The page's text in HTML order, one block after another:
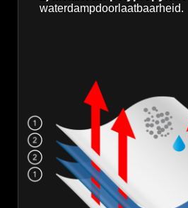
waterdampdoorlaatbaarheid.